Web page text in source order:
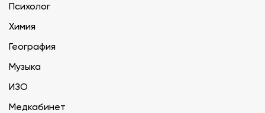
Психолог
Химия
География
Музыка
ИЗО
Медкабинет